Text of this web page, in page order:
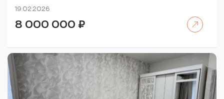
19.02.2026
8 000 000 ₽